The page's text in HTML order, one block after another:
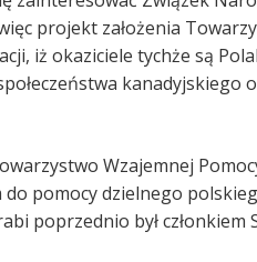
projekt założenia
iż okaziciele tychże są
kanadyjskiego
Wzajemnej
do pomocy dzielnego
poprzednio był członkiem